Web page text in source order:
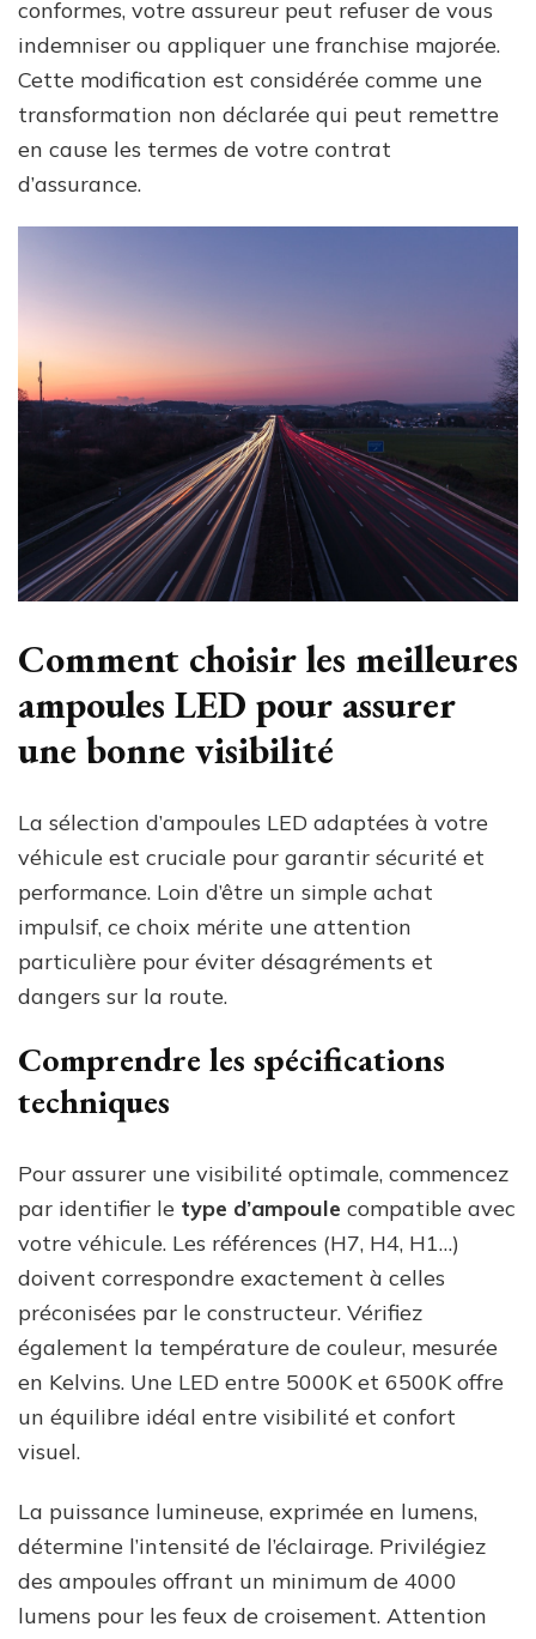
conformes, votre assureur peut refuser de vous
indemniser ou appliquer une franchise majorée.
Cette modification est considérée comme une
transformation non déclarée qui peut remettre
en cause les termes de votre contrat
d’assurance.
Comment choisir les meilleures
ampoules LED pour assurer
une bonne visibilité
La sélection d’ampoules LED adaptées à votre
véhicule est cruciale pour garantir sécurité et
performance. Loin d’être un simple achat
impulsif, ce choix mérite une attention
particulière pour éviter désagréments et
dangers sur la route.
Comprendre les spécifications
techniques
Pour assurer une visibilité optimale, commencez
par identifier le type d’ampoule compatible avec
votre véhicule. Les références (H7, H4, H1…)
doivent correspondre exactement à celles
préconisées par le constructeur. Vérifiez
également la température de couleur, mesurée
en Kelvins. Une LED entre 5000K et 6500K offre
un équilibre idéal entre visibilité et confort
visuel.
La puissance lumineuse, exprimée en lumens,
détermine l’intensité de l’éclairage. Privilégiez
des ampoules offrant un minimum de 4000
lumens pour les feux de croisement. Attention